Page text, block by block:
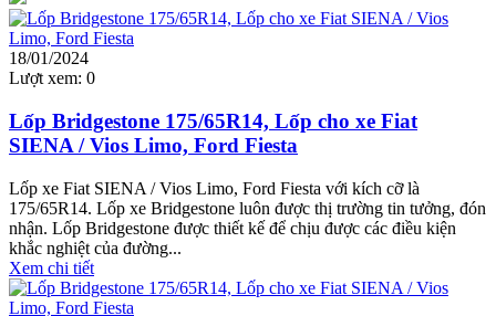
18/01/2024
Lượt xem: 0
Lốp Bridgestone 175/65R14, Lốp cho xe Fiat
SIENA / Vios Limo, Ford Fiesta
Lốp xe Fiat SIENA / Vios Limo, Ford Fiesta với kích cỡ là
175/65R14. Lốp xe Bridgestone luôn được thị trường tin tưởng, đón
nhận. Lốp Bridgestone được thiết kế để chịu được các điều kiện
khắc nghiệt của đường...
Xem chi tiết